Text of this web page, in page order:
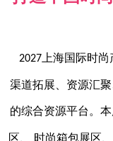
2027上海国际时尚
渠道拓展、资源汇
的综合资源平台。
区 、 时尚箱包展区